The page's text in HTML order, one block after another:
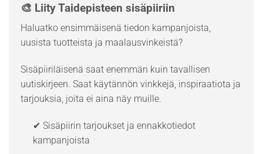
🎨 Liity Taidepisteen sisäpiiriin
Haluatko ensimmäisenä tiedon kampanjoista,
uusista tuotteista ja maalausvinkeistä?
Sisäpiiriläisenä saat enemmän kuin tavallisen
uutiskirjeen. Saat käytännön vinkkejä, inspiraatiota ja
tarjouksia, joita ei aina näy muille.
✔ Sisäpiirin tarjoukset ja ennakkotiedot
kampanjoista